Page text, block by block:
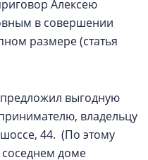
Алексею
в совершении
размере (статья
выгодную
владельцу
44. (По этому
соседнем доме